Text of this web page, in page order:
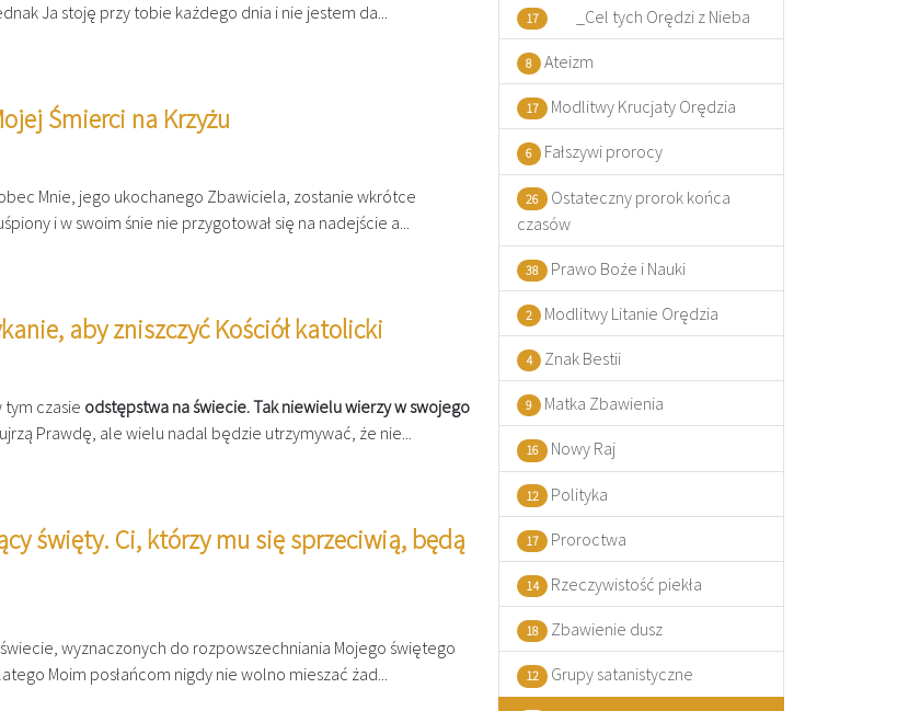
17 _Cel tych Orędzi z Nieba
8 Ateizm
17 Modlitwy Krucjaty Orędzia
6 Fałszywi prorocy
26 Ostateczny prorok końca
czasów
38 Prawo Boże i Nauki
2 Modlitwy Litanie Orędzia
4 Znak Bestii
9 Matka Zbawienia
16 Nowy Raj
12 Polityka
17 Proroctwa
14 Rzeczywistość piekła
18 Zbawienie dusz
12 Grupy satanistyczne
Ja stoję przy tobie każdego dnia i nie jestem da...
Śmierci na Krzyżu
Mnie, jego ukochanego Zbawiciela, zostanie wkrótce
i w swoim śnie nie przygotował się na nadejście a...
aby zniszczyć Kościół katolicki
tym czasie odstępstwa na świecie.​Tak niewielu wierzy w swojego
Prawdę, ale wielu nadal będzie utrzymywać, że nie...
święty. Ci, którzy mu się sprzeciwią, będą
wyznaczonych do rozpowszechniania Mojego świętego
Moim posłańcom nigdy nie wolno mieszać żad...